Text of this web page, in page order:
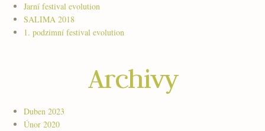
Jarní festival evolution
SALIMA 2018
1. podzimní festival evolution
Archivy
Duben 2023
Únor 2020